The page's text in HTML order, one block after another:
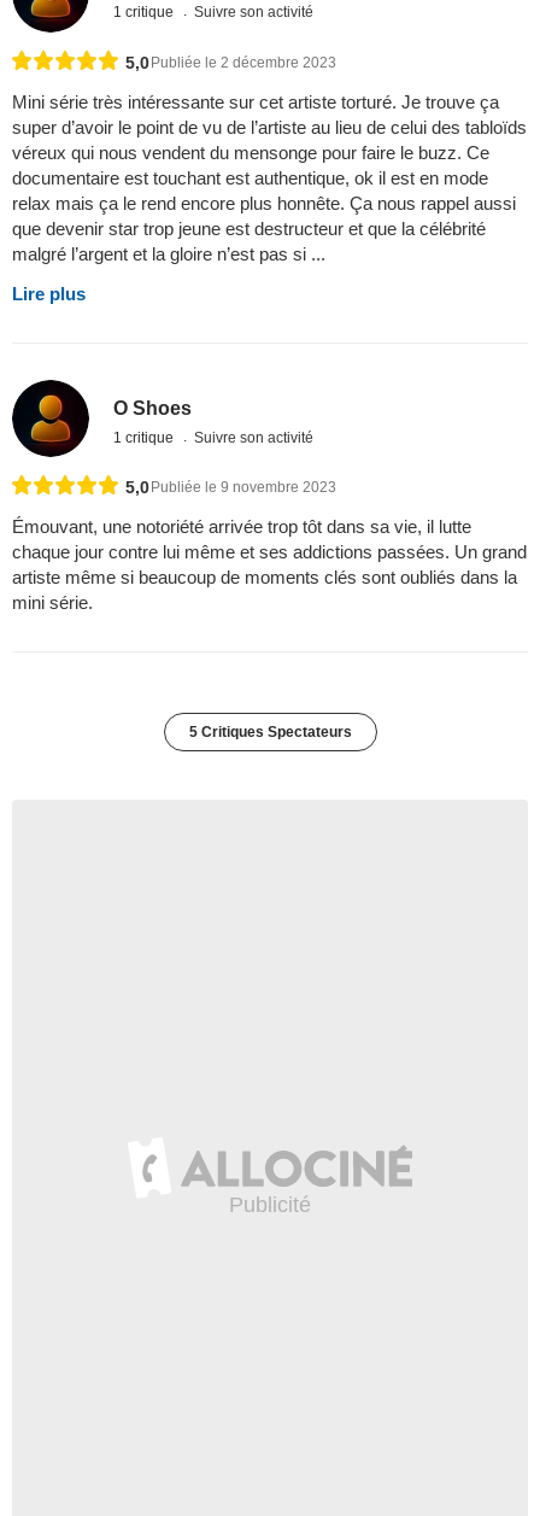
1 critique Suivre son activité
5,0 Publiée le 2 décembre 2023
Mini série très intéressante sur cet artiste torturé. Je trouve ça
super d’avoir le point de vu de l’artiste au lieu de celui des tabloïds
véreux qui nous vendent du mensonge pour faire le buzz. Ce
documentaire est touchant est authentique, ok il est en mode
relax mais ça le rend encore plus honnête. Ça nous rappel aussi
que devenir star trop jeune est destructeur et que la célébrité
malgré l’argent et la gloire n’est pas si ...
Lire plus
O Shoes
1 critique Suivre son activité
5,0 Publiée le 9 novembre 2023
Émouvant, une notoriété arrivée trop tôt dans sa vie, il lutte
chaque jour contre lui même et ses addictions passées. Un grand
artiste même si beaucoup de moments clés sont oubliés dans la
mini série.
5 Critiques Spectateurs